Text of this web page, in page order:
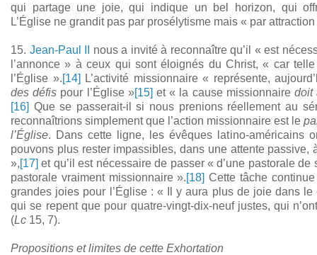
qui partage une joie, qui indique un bel horizon, qui
L’Église ne grandit pas par prosélytisme mais « par attraction
15. Jean-Paul II
nous a invité à reconnaître qu’il « est
l’annonce » à ceux qui sont éloignés du Christ, « car
l’Église ».[14] L’activité missionnaire « représente,
des défis pour l’Église »[15] et « la cause missionnairedoit
[16] Que se passerait-il si nous prenions réellement au
reconnaîtrions simplement que l’action missionnaire est le
l’Église. Dans cette ligne, les évêques latino-américains
pouvons plus rester impassibles, dans une attente passive,
»,[17] et qu’il est nécessaire de passer « d’une pastorale
pastorale vraiment missionnaire ».[18] Cette tâche
grandes joies pour l’Église : « Il y aura plus de joie dans
qui se repent que pour quatre-vingt-dix-neuf justes, qui
(Lc 15, 7).
Propositions et limites de cette Exhortation